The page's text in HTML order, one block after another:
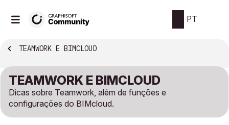
PT
TEAMWORK E BIMCLOUD
TEAMWORK E BIMCLOUD
Dicas sobre Teamwork, além de funções e
configurações do BIMcloud.